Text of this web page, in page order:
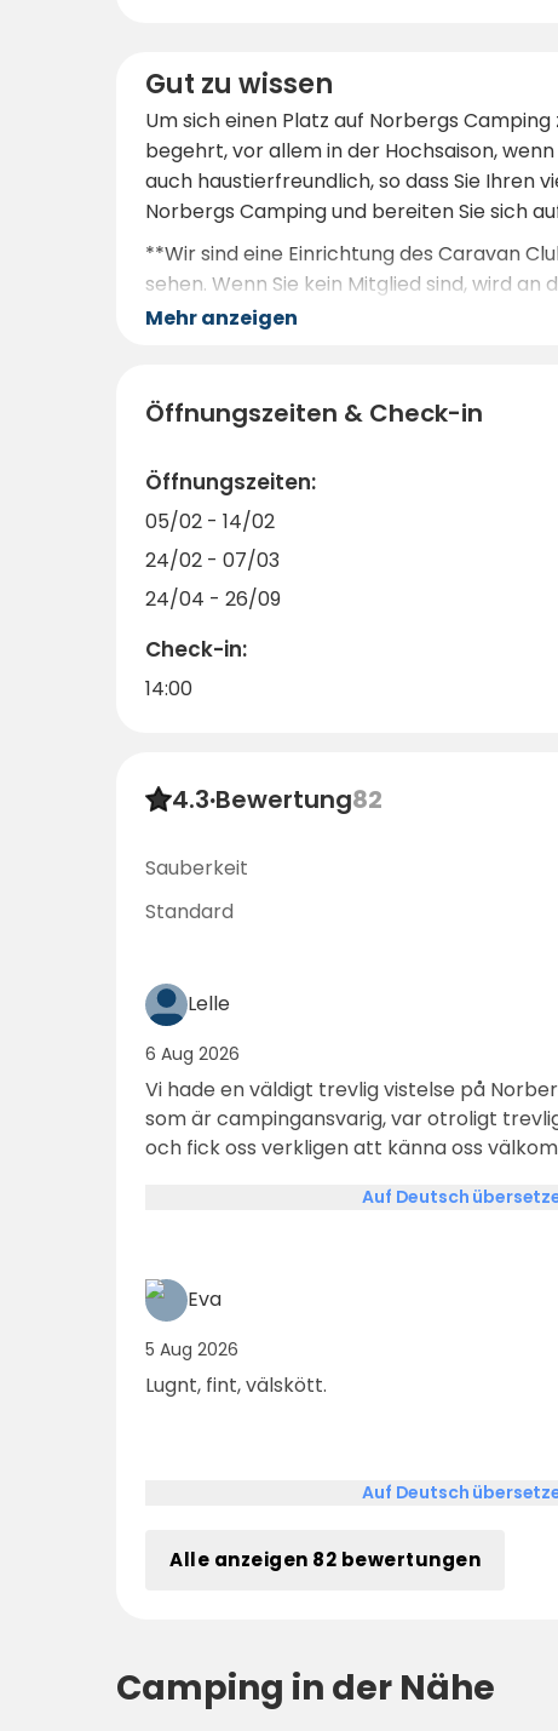
Gut zu wissen
Um sich einen Platz auf Norbergs
begehrt, vor allem in der Hochsaison,
auch haustierfreundlich, so dass Sie Ihren
Norbergs Camping und bereiten Sie sich
**Wir sind eine Einrichtung des Caravan
sehen. Wenn Sie kein Mitglied sind, wird
Mehr anzeigen
Öffnungszeiten & Check-in
Öffnungszeiten:
05/02 - 14/02
24/02 - 07/03
24/04 - 26/09
Check-in:
14:00
4.3·Bewertung82
Sauberkeit
Standard
Lelle
6 Aug 2026
Vi hade en väldigt trevlig vistelse på
som är campingansvarig, var otroligt
och fick oss verkligen att känna oss välkomna. Det var en
och det kändes lugnt och tryggt. För mig
Auf Deutsch
Eva
5 Aug 2026
Lugnt, fint, välskött.
Auf Deutsch
Alle anzeigen 82 bewertungen
Camping in der Nähe